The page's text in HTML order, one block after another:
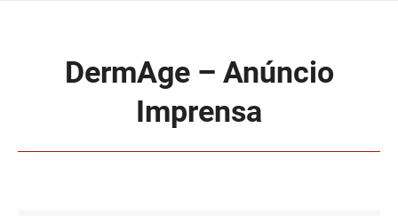
DermAge – Anúncio
Imprensa